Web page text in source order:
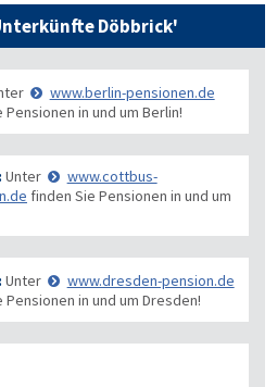
Döbbrick'
www.berlin-pensionen.de
Pensionen in und um Berlin!
Unter
www.cottbus-
finden Sie Pensionen in und um
Unter
www.dresden-pension.de
Pensionen in und um Dresden!